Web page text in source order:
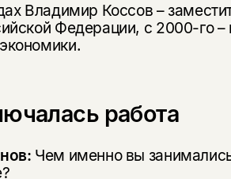
Владимир Коссов –
Федерации, с 2000-го
работа
Чем именно вы